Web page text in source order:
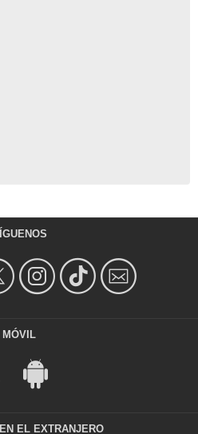
MÓVIL
EL EXTRANJERO